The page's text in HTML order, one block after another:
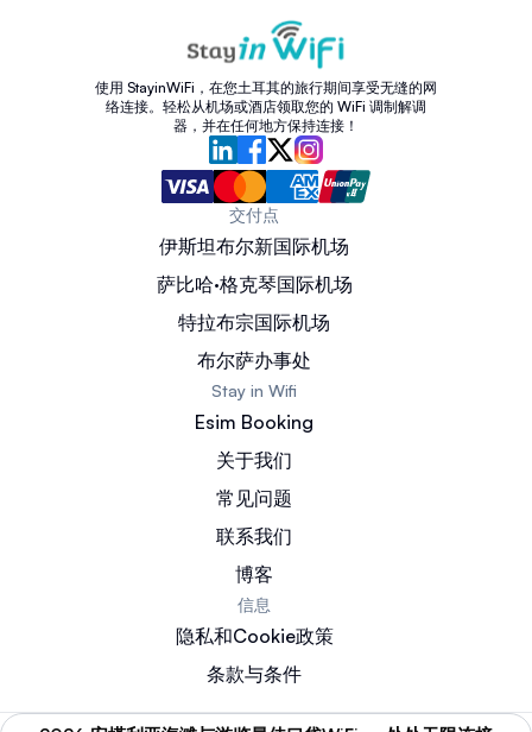
使用 StayinWiFi，在您土耳其的旅行期间享受无缝的网
络连接。轻松从机场或酒店领取您的 WiFi 调制解调
器，并在任何地方保持连接！
交付点
伊斯坦布尔新国际机场
萨比哈·格克琴国际机场
特拉布宗国际机场
布尔萨办事处
Stay in Wifi
Esim Booking
关于我们
常见问题
联系我们
博客
信息
隐私和Cookie政策
条款与条件